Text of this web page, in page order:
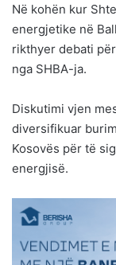
Në kohën kur
energjetike në
rikthyer debati
nga SHBA-ja.
Diskutimi vjen
diversifikuar
Kosovës për të
energjisë.